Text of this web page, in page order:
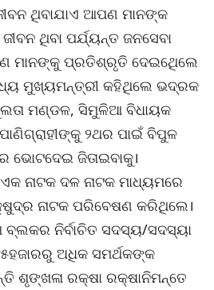
ଥିବାଯାଏ ଆପଣ ମାନଙ୍କ
ଥିବା ପର୍ଯ୍ୟନ୍ତ ଜନସେବା
ମାନଙ୍କୁ ପ୍ରତିଶ୍ରୃତି ଦେଇଥିେଲେ
ମୁଖ୍ୟମନ୍ତ୍ରୀ କହିଥିଲେ ଭଦ୍ରକ
ମଣ୍ଡଳ, ସିମୁଳିଆ ବିଧାୟକ
୨ଥର ପାଇଁ ବିପୁଳ
ଭୋଟଦେଇ ଜିତାଇବାକୁ।
ନାଟକ ଦଳ ନାଟକ ମାଧ୍ୟମରେ
ନାଟକ ପରିବେଷଣ କରିଥିଲେ।
ନିର୍ବାଚିତ ସଦସ୍ୟ/ସଦସ୍ୟା
ଅଧିକ ସମର୍ଥକଙ୍କ
ଶୃଙ୍ଖଳା ରକ୍ଷା ରକ୍ଷାନିମନ୍ତେ